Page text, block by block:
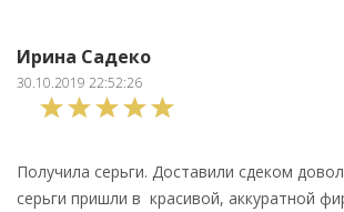
Ирина Садеко
30.10.2019 22:52:26
Получила серьги. Доставили сдеком
серьги пришли в красивой, аккуратной